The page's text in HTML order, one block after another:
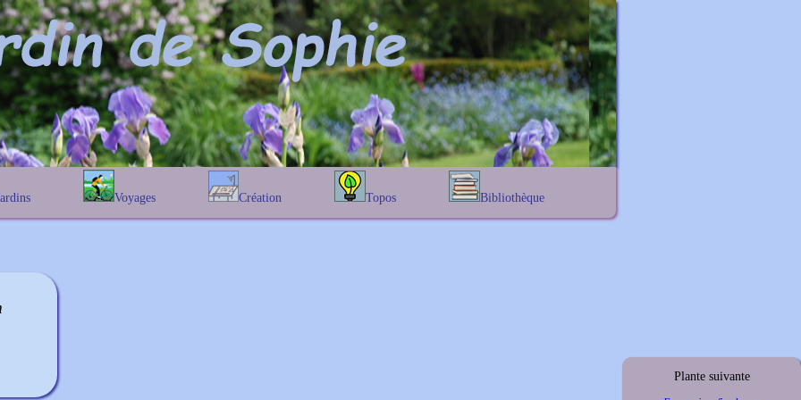
Voyages
En Belgique
Création
Prairies fleuries
Topos
Les chênes
Bibliothèque
Lexique noms propres
Plante suivante